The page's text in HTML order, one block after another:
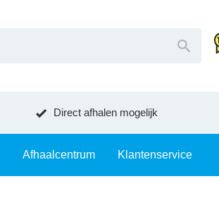
Direct afhalen mogelijk
Afhaalcentrum Klantenservice